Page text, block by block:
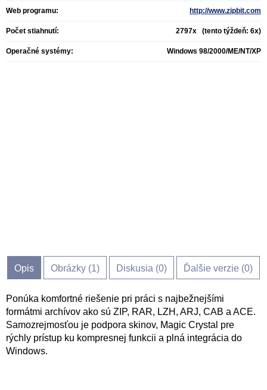
Web programu: http://www.zipbit.com
Počet stiahnutí: 2797x (tento týždeň: 6x)
Operačné systémy: Windows 98/2000/ME/NT/XP
Opis Obrázky (1) Diskusia (0) Ďalšie verzie (0)
Ponúka komfortné riešenie pri práci s najbežnejšími
formátmi archívov ako sú ZIP, RAR, LZH, ARJ, CAB a ACE.
Samozrejmosťou je podpora skinov, Magic Crystal pre
rýchly prístup ku kompresnej funkcii a plná integrácia do
Windows.